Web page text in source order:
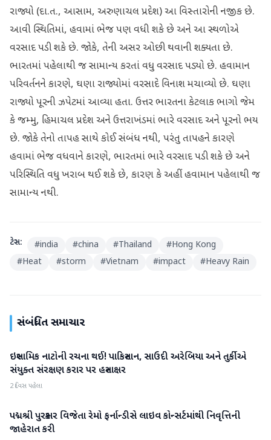
રાજ્યો (દા.ત., આસામ, અરુણાચલ પ્રદેશ) આ વિસ્તારોની નજીક છે.
આવી સ્થિતિમાં, હવામાં ભેજ પણ વધી શકે છે અને આ સ્થળોએ
વરસાદ પડી શકે છે. જોકે, તેની અસર ઓછી થવાની શક્યતા છે.
ભારતમાં પહેલાથી જ સામાન્ય કરતાં વધુ વરસાદ પડ્યો છે. હવામાન
પરિવર્તનને કારણે, ઘણા રાજ્યોમાં વરસાદે વિનાશ મચાવ્યો છે. ઘણા
રાજ્યો પૂરની ઝપેટમાં આવ્યા હતા. ઉત્તર ભારતના કેટલાક ભાગો જેમ
કે જમ્મુ, હિમાચલ પ્રદેશ અને ઉત્તરાખંડમાં ભારે વરસાદ અને પૂરનો ભય
છે. જોકે તેનો તાપહ સાથે કોઈ સંબંધ નથી, પરંતુ તાપહને કારણે
હવામાં ભેજ વધવાને કારણે, ભારતમાં ભારે વરસાદ પડી શકે છે અને
પરિસ્થિતિ વધુ ખરાબ થઈ શકે છે, કારણ કે અહીં હવામાન પહેલાથી જ
સામાન્ય નથી.
ટેગ્સ: #india #china #Thailand #Hong Kong
#Heat #storm #Vietnam #impact #Heavy Rain
સંબંધિત સમાચાર
આંતરરાષ્ટ્રીય
ઇસ્લામિક નાટોની રચના થઈ! પાકિસ્તાન, સાઉદી અરેબિયા અને તુર્કીએ
સંયુક્ત સંરક્ષણ કરાર પર હસ્તાક્ષર
2 દિવસ પહેલા
આંતરરાષ્ટ્રીય
પદ્મશ્રી પુરસ્કાર વિજેતા રેમો ફર્નાન્ડીસે લાઇવ કોન્સર્ટમાંથી નિવૃત્તિની
જાહેરાત કરી